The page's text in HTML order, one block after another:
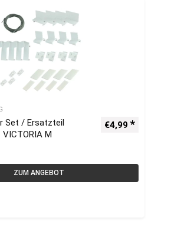
Set / Ersatzteil
M
€4,99
ZUM ANGEBOT